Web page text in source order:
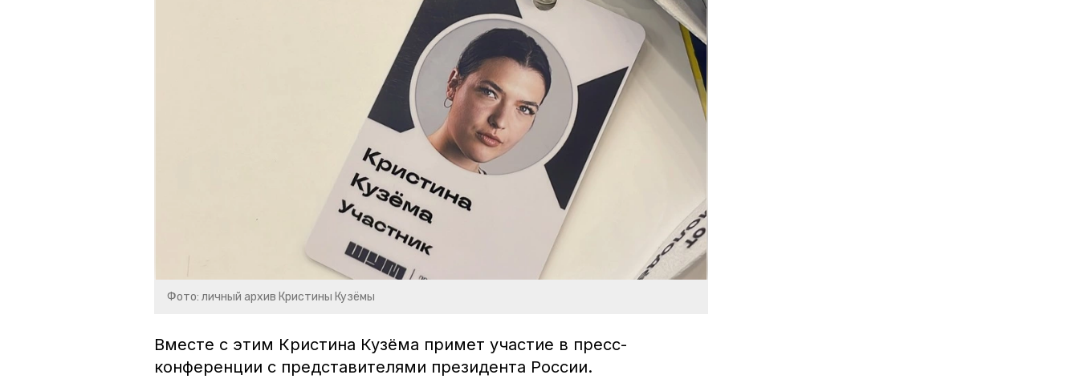
Фото: личный архив Кристины Кузёмы
Вместе с этим Кристина Кузёма примет участие в пресс-
конференции с представителями президента России.